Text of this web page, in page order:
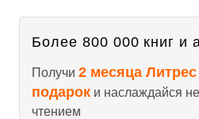
Более 800 000 книг и
Получи 2 месяца
подарок и наслаждайся
чтением